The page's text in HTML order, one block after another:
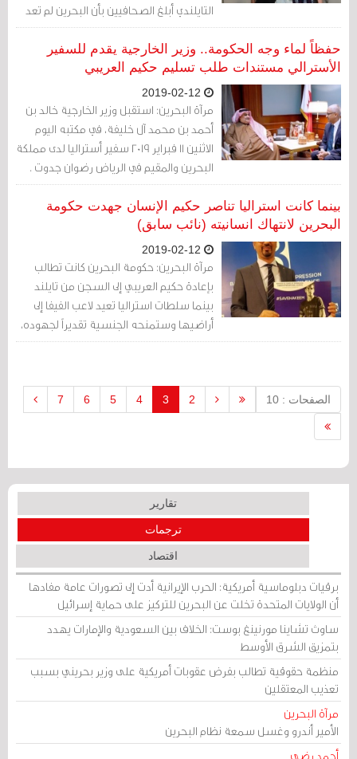
التايلندي أبلغ الصحافيين بأن البحرين لم تعد
ترغب في اتخاذ إجراء قانوني ضد حكيم العريبي،
وأن مكتب المدعي العام أسقط القضية بناء
على ذلك.
حفظاً لماء وجه الحكومة.. وزير الخارجية يقدم للسفير
الأسترالي مستندات طلب تسليم حكيم العريبي
مرآة البحرين: استقبل وزير الخارجية خالد بن
أحمد بن محمد آل خليفة، في مكتبه اليوم
الاثنين 11 فبراير 2019 سفير أستراليا لدى مملكة
البحرين والمقيم في الرياض رضوان جدوت .
بينما كانت استراليا تناصر حكيم الإنسان جهدت حكومة
البحرين لانتهاك انسانيته (نائب سابق)
مرآة البحرين: حكومة البحرين كانت تطالب
بإعادة حكيم العريبي إلى السجن من تايلند
بينما سلطات استراليا تعيد لاعب الفيفا إلى
أراضيها وستمنحه الجنسية تقديراً لجهوده،
فعلا"عذاري تسقي البعيد".
الصفحات : 10 2
3
4
5
6
7
تقارير
ترجمات
اقتصاد
برقيات دبلوماسية أمريكية: الحرب الإيرانية أدت إلى تصورات عامة مفادها
أن الولايات المتحدة تخلت عن البحرين للتركيز على حماية إسرائيل
ساوث تشاينا مورنينغ بوست: الخلاف بين السعودية والإمارات يهدد
بتمزيق الشرق الأوسط
منظمة حقوقية تطالب بفرض عقوبات أمريكية على وزير بحريني بسبب
تعذيب المعتقلين
مرآة البحرين
الأمير أندرو وغسل سمعة نظام البحرين
أحمد رضي